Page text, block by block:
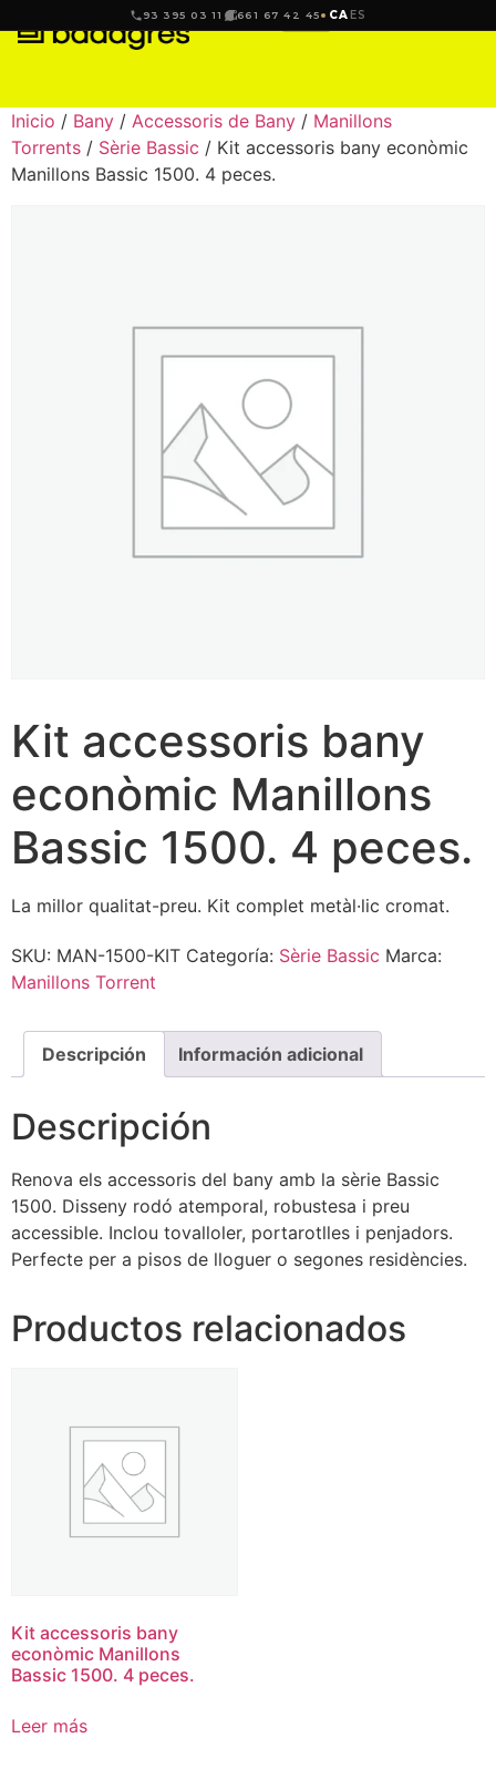
93 395 03 11 661 67 42 45 CA ES
Inicio / Bany / Accessoris de Bany / Manillons
Torrents / Sèrie Bassic / Kit accessoris bany econòmic
Manillons Bassic 1500. 4 peces.
Kit accessoris bany
econòmic Manillons
Bassic 1500. 4 peces.
La millor qualitat-preu. Kit complet metàl·lic cromat.
SKU: MAN-1500-KIT Categoría: Sèrie Bassic Marca:
Manillons Torrent
Descripción Información adicional
Descripción
Renova els accessoris del bany amb la sèrie Bassic
1500. Disseny rodó atemporal, robustesa i preu
accessible. Inclou tovalloler, portarotlles i penjadors.
Perfecte per a pisos de lloguer o segones residències.
Productos relacionados
Kit accessoris bany
econòmic Manillons
Bassic 1500. 4 peces.
Leer más